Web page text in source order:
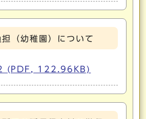
（幼稚園）について
(PDF, 122.96KB)